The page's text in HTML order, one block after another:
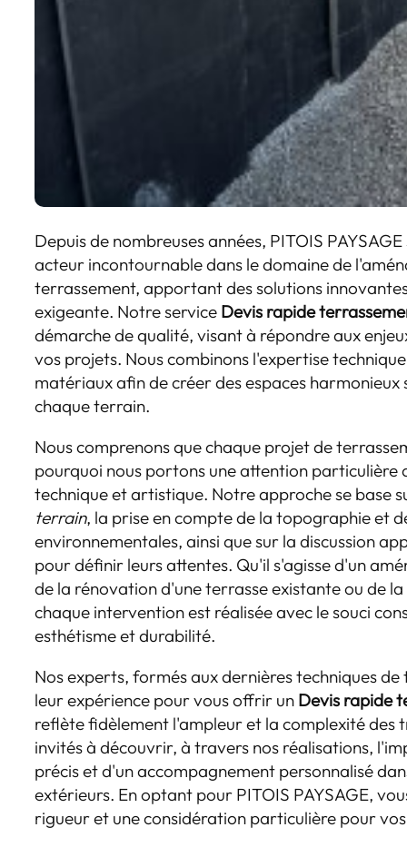
Depuis de nombreuses années, PITOIS
acteur incontournable dans le domaine de
terrassement, apportant des solutions
exigeante. Notre service Devis rapide
démarche de qualité, visant à répondre aux
vos projets. Nous combinons l'expertise
matériaux afin de créer des espaces
chaque terrain.
Nous comprenons que chaque projet de
pourquoi nous portons une attention particulière
technique et artistique. Notre approche se base
terrain, la prise en compte de la topographie et
environnementales, ainsi que sur la discussion
pour définir leurs attentes. Qu'il s'agisse d'un
de la rénovation d'une terrasse existante ou de
chaque intervention est réalisée avec le souci
esthétisme et durabilité.
Nos experts, formés aux dernières techniques
leur expérience pour vous offrir un Devis rapide
reflète fidèlement l'ampleur et la complexité des
invités à découvrir, à travers nos réalisations,
précis et d'un accompagnement personnalisé
extérieurs. En optant pour PITOIS PAYSAGE,
rigueur et une considération particulière pour